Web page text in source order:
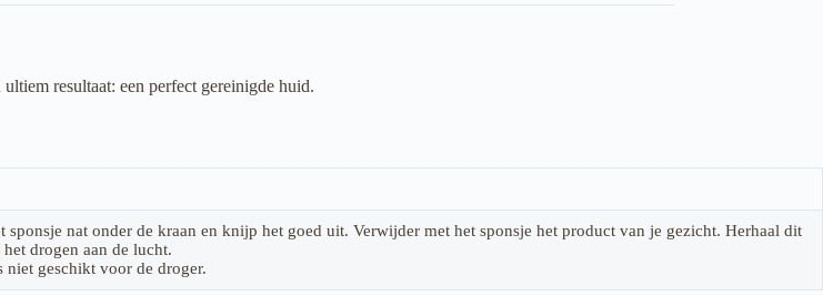
resultaat: een perfect gereinigde huid.
nat onder de kraan en knijp het goed uit. Verwijder met het sponsje het product van je gezicht. Herhaal dit
drogen aan de lucht.
niet geschikt voor de droger.